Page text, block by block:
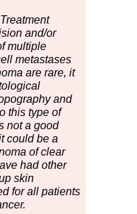
and/or
multiple
metastases
are rare, it
and
this type of
not a good
could be a
of clear
had other
skin
for all patients